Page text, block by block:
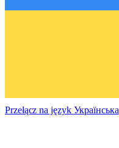
Przełącz na język Українська